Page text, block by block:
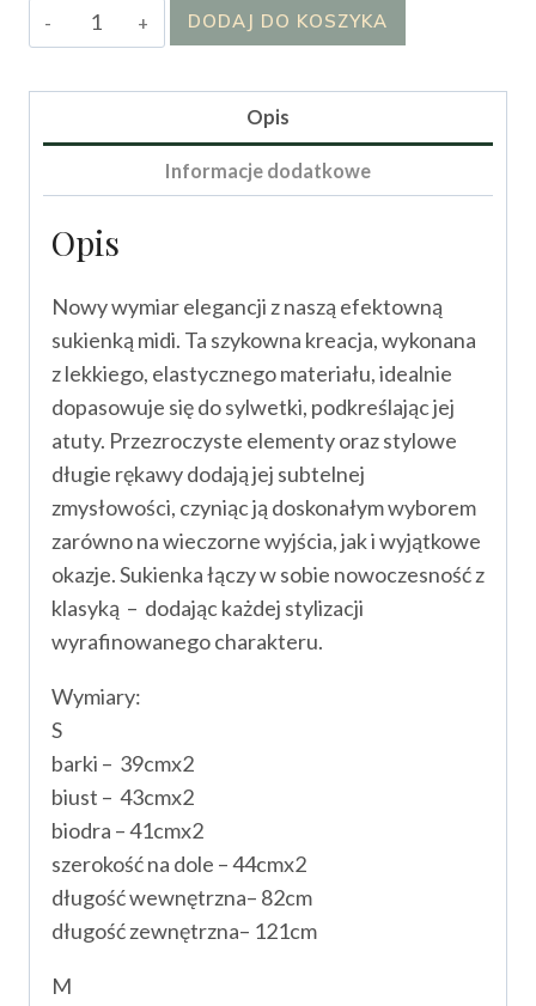
ilość
Sukienka
DODAJ DO KOSZYKA
Opis
Informacje dodatkowe
Opis
Nowy wymiar elegancji z naszą efektowną
sukienką midi. Ta szykowna kreacja, wykonana
z lekkiego, elastycznego materiału, idealnie
dopasowuje się do sylwetki, podkreślając jej
atuty. Przezroczyste elementy oraz stylowe
długie rękawy dodają jej subtelnej
zmysłowości, czyniąc ją doskonałym wyborem
zarówno na wieczorne wyjścia, jak i wyjątkowe
okazje. Sukienka łączy w sobie nowoczesność z
klasyką – dodając każdej stylizacji
wyrafinowanego charakteru.
Wymiary:
S
barki – 39cmx2
biust – 43cmx2
biodra – 41cmx2
szerokość na dole – 44cmx2
długość wewnętrzna– 82cm
długość zewnętrzna– 121cm
M